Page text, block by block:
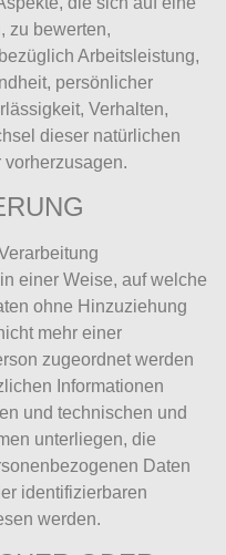
zu bewerten,
Arbeitsleistung,
persönlicher
Verhalten,
dieser natürlichen
vorherzusagen.
einer Weise, auf welche
ohne Hinzuziehung
mehr einer
zugeordnet werden
Informationen
und technischen und
unterliegen, die
Daten
identifizierbaren
werden.